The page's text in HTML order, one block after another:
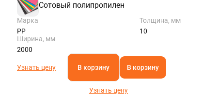
Сотовый полипропилен
Марка
PP
Толщина, мм
10
Ширина, мм
2000
Узнать цену В корзину В корзину
Узнать цену